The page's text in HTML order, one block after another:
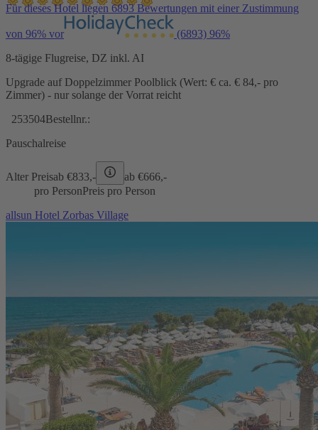
Für dieses Hotel liegen 6893 Bewertungen mit einer Zustimmung
von 96% vor (6893) 96%
8-tägige Flugreise, DZ inkl. AI
Upgrade auf Doppelzimmer Poolblick (Wert: € ca. € 84,- pro
Zimmer) - nur solange der Vorrat reicht
253504Bestellnr.:
Pauschalreise
Alter Preisab €833,- ab €666,-
pro PersonPreis pro Person
allsun Hotel Zorbas Village